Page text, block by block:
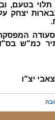
בטעם,
יצחק
כמ"ש
יצ"ו